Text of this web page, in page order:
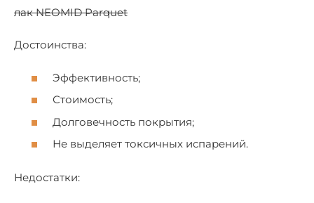
лак NEOMID Parquet
Достоинства:
Эффективность;
Стоимость;
Долговечность покрытия;
Не выделяет токсичных испарений.
Недостатки: